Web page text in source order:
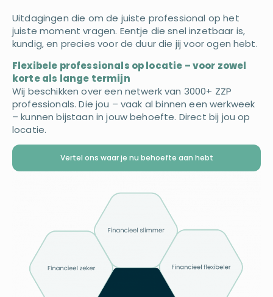
Uitdagingen die om de juiste professional op het
juiste moment vragen. Eentje die snel inzetbaar is,
kundig, en precies voor de duur die jij voor ogen hebt.
Flexibele professionals op locatie – voor zowel
korte als lange termijn
Wij beschikken over een netwerk van 3000+ ZZP
professionals. Die jou – vaak al binnen een werkweek
– kunnen bijstaan in jouw behoefte. Direct bij jou op
locatie.
Vertel ons waar je nu behoefte aan hebt